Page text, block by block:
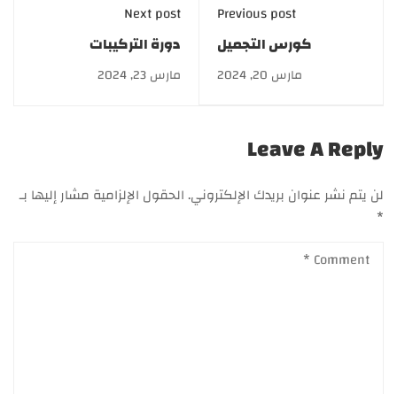
Previous post
كورس التجميل
المتكامل..خصم 60 %
وتقسيط على 6 شهور
مارس 20, 2024
Next post
دورة التركيبات
لفترة محدودة
مارس 23, 2024
Leave A Reply
لن يتم نشر عنوان بريدك الإلكتروني.الحقول الإلزامية مشار إليها بـ
*